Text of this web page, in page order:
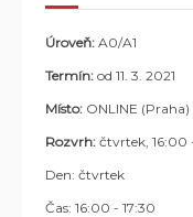
Úroveň: A0/A1
Termín: od 11. 3. 2021
Místo: ONLINE (Praha)
Rozvrh: čtvrtek, 16:00
Den: čtvrtek
Čas: 16:00 - 17:30